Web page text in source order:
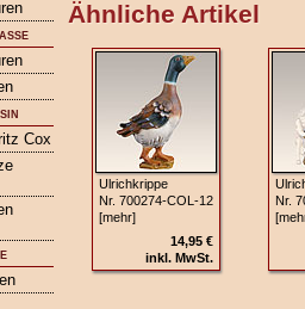
Cox
Ähnliche Artikel
Ulrichkrippe
Nr. 700274‑COL‑12
[mehr]
14,95 €
inkl. MwSt.
Nr.